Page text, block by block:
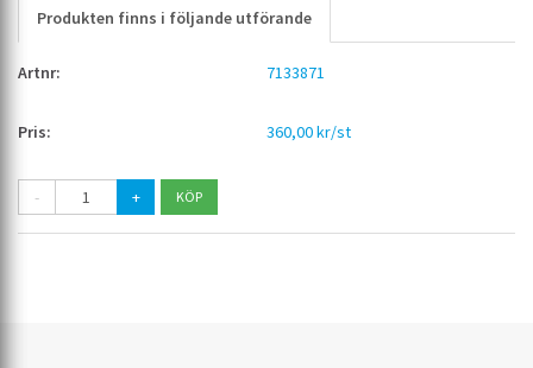
Produkten finns i följande utförande
7133871
360,00 kr/st
- +